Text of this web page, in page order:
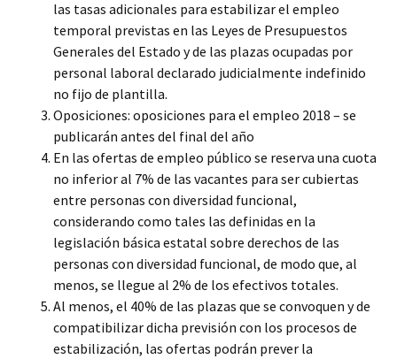
las tasas adicionales para estabilizar el empleo
temporal previstas en las Leyes de Presupuestos
Generales del Estado y de las plazas ocupadas por
personal laboral declarado judicialmente indefinido
no fijo de plantilla.
Oposiciones: oposiciones para el empleo 2018 – se
publicarán antes del final del año
En las ofertas de empleo público se reserva una cuota
no inferior al 7% de las vacantes para ser cubiertas
entre personas con diversidad funcional,
considerando como tales las definidas en la
legislación básica estatal sobre derechos de las
personas con diversidad funcional, de modo que, al
menos, se llegue al 2% de los efectivos totales.
Al menos, el 40% de las plazas que se convoquen y de
compatibilizar dicha previsión con los procesos de
estabilización, las ofertas podrán prever la